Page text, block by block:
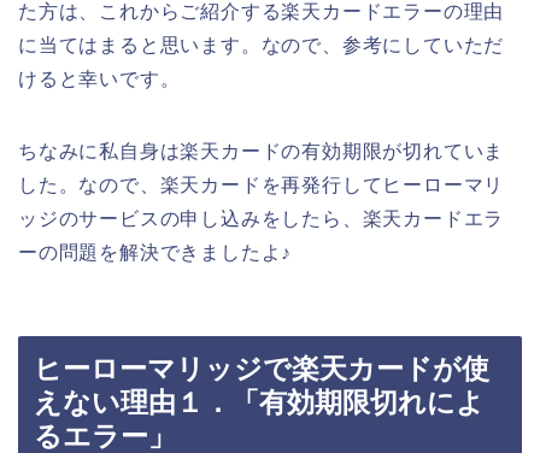
た方は、これからご紹介する楽天カードエラーの理由
に当てはまると思います。なので、参考にしていただ
けると幸いです。
ちなみに私自身は楽天カードの有効期限が切れていま
した。なので、楽天カードを再発行してヒーローマリ
ッジのサービスの申し込みをしたら、楽天カードエラ
ーの問題を解決できましたよ♪
ヒーローマリッジで楽天カードが使
えない理由１．「有効期限切れによ
るエラー」